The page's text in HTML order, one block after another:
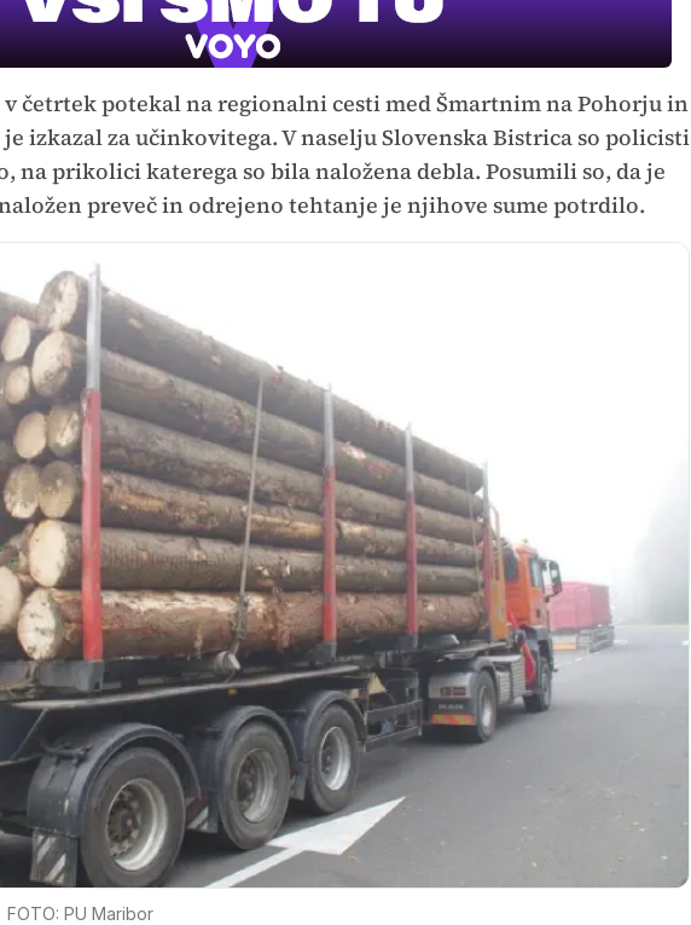
četrtek potekal na regionalni cesti med Šmartnim na Pohorju in
izkazal za učinkovitega. V naselju Slovenska Bistrica so policisti
na prikolici katerega so bila naložena debla. Posumili so, da je
preveč in odrejeno tehtanje je njihove sume potrdilo.
FOTO: PU Maribor